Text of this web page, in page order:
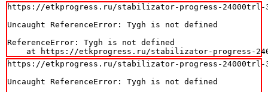
https://etkprogress.ru/stabilizator-progress-24000trl-3/
Uncaught ReferenceError: Tygh is not defined
ReferenceError: Tygh is not defined
at https://etkprogress.ru/stabilizator-progress-
https://etkprogress.ru/stabilizator-progress-24000trl-3/
Uncaught ReferenceError: Tygh is not defined